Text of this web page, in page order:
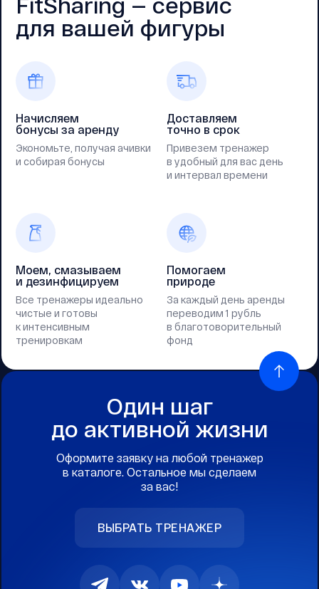
для вашей фигуры
Начисляем
бонусы за аренду
Экономьте, получая ачивки
и собирая бонусы
Доставляем
точно в срок
Привезем тренажер
в удобный для вас день
и интервал времени
Моем, смазываем
и дезинфицируем
Все тренажеры идеально
чистые и готовы
к интенсивным
тренировкам
Помогаем
природе
За каждый день аренды
переводим 1 рубль
в благотоворительный
фонд
Один шаг
до активной жизни
Оформите заявку на любой тренажер
в каталоге. Остальное мы сделаем
за вас!
ВЫБРАТЬ ТРЕНАЖЕР